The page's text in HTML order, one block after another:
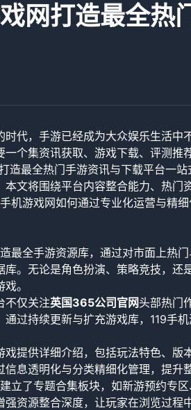
网打造最全热
时代，手游已经成为大众娱乐生活
一个集资讯获取、游戏下载、评测
造最全热门手游资讯与下载平台一
本文将围绕平台内容整合能力、热
机游戏网如何通过专业化运营与精
最全手游资源库，通过对市面上热
。无论是角色扮演、策略竞技，还
。
不仅关注英国365公司官网头部热门
通过持续更新与扩充游戏库，119手
戏提供详细介绍，包括玩法特色、
息透明化与分类精细化管理，提升
立了专题合集板块，如新游预约专
资源整合深度，让玩家在浏览过程